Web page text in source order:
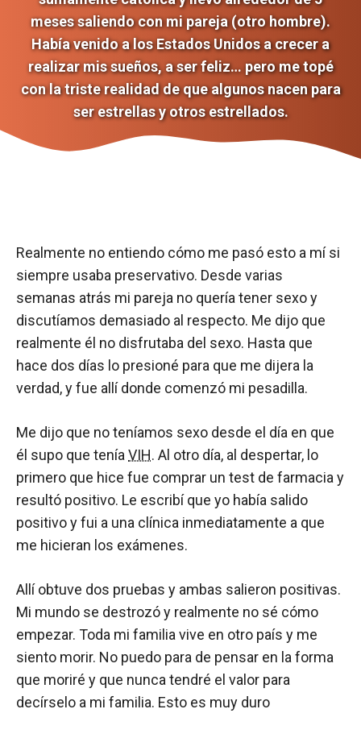
meses saliendo con mi pareja (otro hombre).
Había venido a los Estados Unidos a crecer a
realizar mis sueños, a ser feliz… pero me topé
con la triste realidad de que algunos nacen para
ser estrellas y otros estrellados.
Realmente no entiendo cómo me pasó esto a mí si
siempre usaba preservativo. Desde varias
semanas atrás mi pareja no quería tener sexo y
discutíamos demasiado al respecto. Me dijo que
realmente él no disfrutaba del sexo. Hasta que
hace dos días lo presioné para que me dijera la
verdad, y fue allí donde comenzó mi pesadilla.
Me dijo que no teníamos sexo desde el día en que
él supo que tenía VIH. Al otro día, al despertar, lo
primero que hice fue comprar un test de farmacia y
resultó positivo. Le escribí que yo había salido
positivo y fui a una clínica inmediatamente a que
me hicieran los exámenes.
Allí obtuve dos pruebas y ambas salieron positivas.
Mi mundo se destrozó y realmente no sé cómo
empezar. Toda mi familia vive en otro país y me
siento morir. No puedo para de pensar en la forma
que moriré y que nunca tendré el valor para
decírselo a mi familia. Esto es muy duro